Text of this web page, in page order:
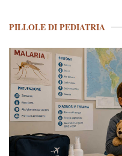
PILLOLE DI PEDIATRIA